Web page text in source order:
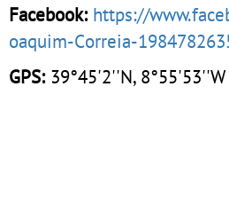
Facebook: https://
oaquim-Correia-
GPS:39°45'2''N, 8°55'53''W